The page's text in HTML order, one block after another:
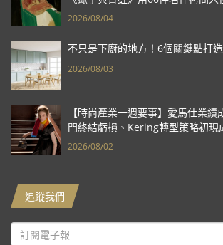
2026/08/04
不只是下廚的地方！6個關鍵點打
2026/08/03
【時尚產業一週要事】愛馬仕業績
門終結虧損、Kering轉型策略初現
報亮眼
2026/08/02
追蹤我們